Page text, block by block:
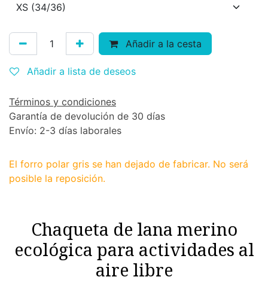
Añadir a la cesta
Añadir a lista de deseos
Términos y condiciones
Garantía de devolución de 30 días
Envío: 2-3 días laborales
El forro polar gris se han dejado de fabricar. No será
posible la reposición.
Chaqueta de lana merino
ecológica para actividades al
aire libre